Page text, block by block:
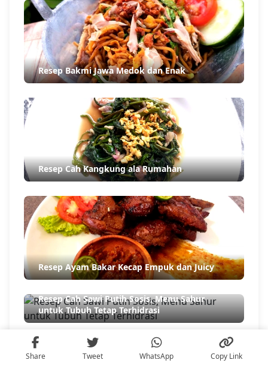
Resep Bakmi Jawa Medok dan Enak
Resep Cah Kangkung ala Rumahan
Resep Ayam Bakar Kecap Empuk dan Juicy
Resep Cah Sawi Putih Sosis, Menu Sahur
untuk Tubuh Tetap Terhidrasi
Share Tweet WhatsApp Copy Link